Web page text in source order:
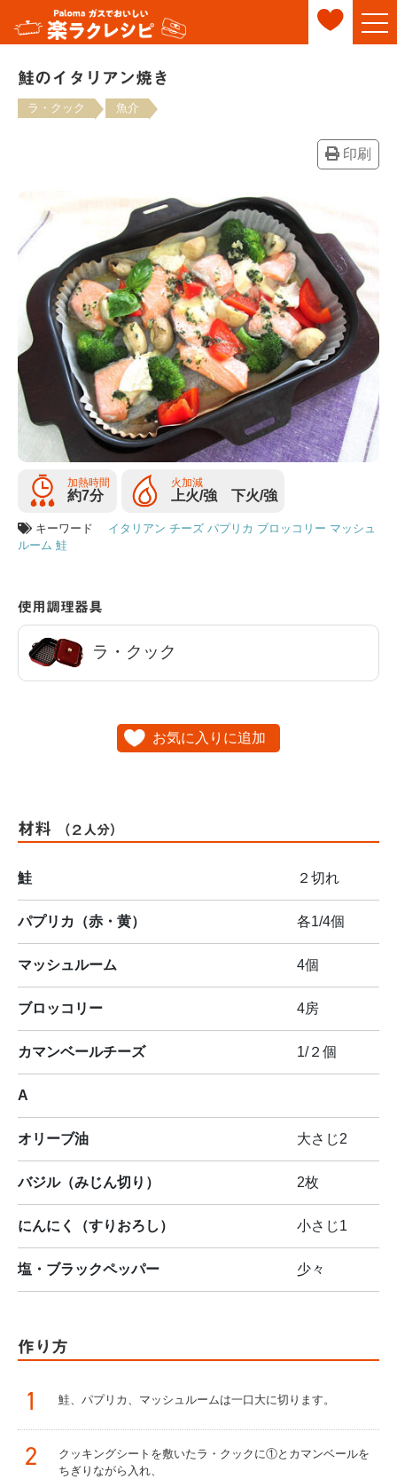
鮭のイタリアン焼き
ラ・クック 魚介
印刷
加熱時間
約7分
火加減
上火/強 下火/強
キーワード イタリアン チーズ パプリカ ブロッコリー マッシュ
ルーム 鮭
使用調理器具
ラ・クック
お気に入りに追加
材料 （２人分）
鮭 ２切れ
パプリカ（赤・黄） 各1/4個
マッシュルーム 4個
ブロッコリー 4房
カマンベールチーズ 1/２個
A
オリーブ油 大さじ2
バジル（みじん切り） 2枚
にんにく（すりおろし） 小さじ1
塩・ブラックペッパー 少々
作り方
1 鮭、パプリカ、マッシュルームは一口大に切ります。
2
クッキングシートを敷いたラ・クックに①とカマンベールを
ちぎりながら入れ、